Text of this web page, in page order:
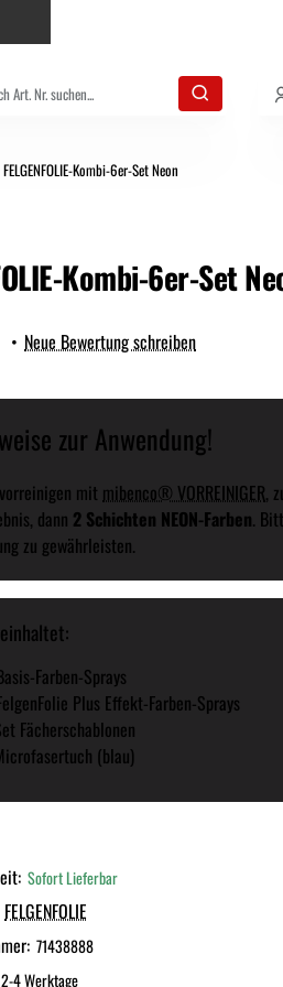
FELGENFOLIE-Kombi-6er-Set Neon
Kombi-6er-Set
zur Anwendung!
mit mibenco® VORREINIGER,
dann 2 Schichten NEON-Farben.
zu gewährleisten.
Farben-Sprays
Plus Effekt-Farben-Sprays
Fächerschablonen
(blau)
Sofort Lieferbar
FELGENFOLIE
71438888
2-4 Werktage
• Neue Bewertung schreiben